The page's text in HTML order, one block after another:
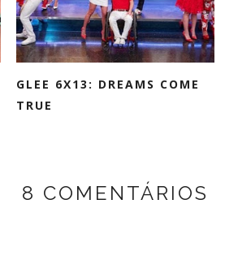
GLEE 6X13: DREAMS COME
TRUE
8 COMENTÁRIOS